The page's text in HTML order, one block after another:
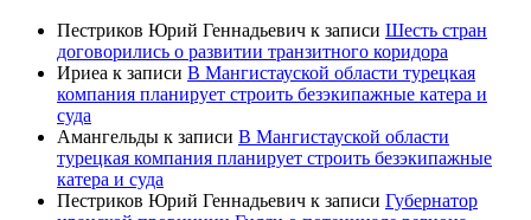
Пестриков Юрий Геннадьевич к записи Шесть стран
договорились о развитии транзитного коридора
Ириеа к записи В Мангистауской области турецкая
компания планирует строить безэкипажные катера и
суда
Амангельды к записи В Мангистауской области
турецкая компания планирует строить безэкипажные
катера и суда
Пестриков Юрий Геннадьевич к записи Губернатор